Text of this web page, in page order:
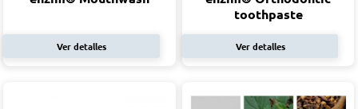
Ver detalles
toothpaste
Ver detalles